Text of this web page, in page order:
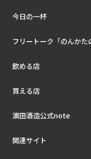
今日の一杯
フリートーク「のんかた
飲める店
買える店
濵田酒造公式note
関連サイト